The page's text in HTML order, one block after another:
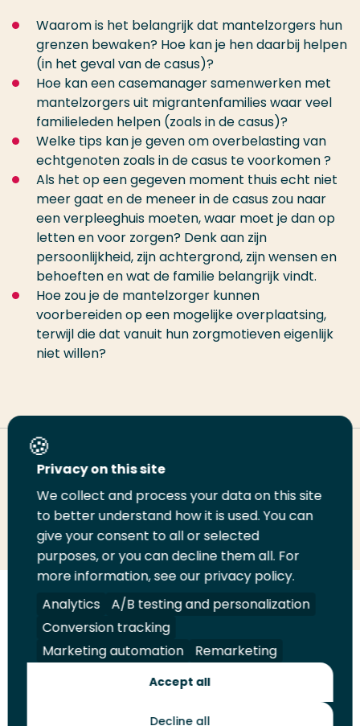
Waarom is het belangrijk dat mantelzorgers hun
grenzen bewaken? Hoe kan je hen daarbij helpen
(in het geval van de casus)?
Hoe kan een casemanager samenwerken met
mantelzorgers uit migrantenfamilies waar veel
familieleden helpen (zoals in de casus)?
Welke tips kan je geven om overbelasting van
echtgenoten zoals in de casus te voorkomen ?
Als het op een gegeven moment thuis echt niet
meer gaat en de meneer in de casus zou naar
een verpleeghuis moeten, waar moet je dan op
letten en voor zorgen? Denk aan zijn
persoonlijkheid, zijn achtergrond, zijn wensen en
behoeften en wat de familie belangrijk vindt.
Hoe zou je de mantelzorger kunnen
voorbereiden op een mogelijke overplaatsing,
terwijl die dat vanuit hun zorgmotieven eigenlijk
niet willen?
Deel deze pagina
Deel
LinkedIn
Deel
op
Twitter
Deel
op
Facebook
Email
deze
pagina
Print
deze
pagina
Volg
ons
op
LinkedIn
Volg
ons
op
Facebook
Volg
ons
op
YouTube
Volg
ons
op
Instagram
Juridisch Security A-Z Index
Contact
Privacy on this site
We collect and process your data on this site
to better understand how it is used. You can
give your consent to all or selected
purposes, or you can decline them all. For
more information, see our privacy policy.
Analytics
A/B testing and personalization
Conversion tracking
Marketing automation
Remarketing
Accept all
Decline all